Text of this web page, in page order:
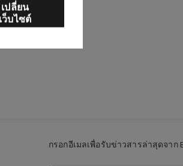
กรอกอีเมลเพื่อรับข่าวสารล่าสุดจาก
เปลี่ยน
เว็บไซต์